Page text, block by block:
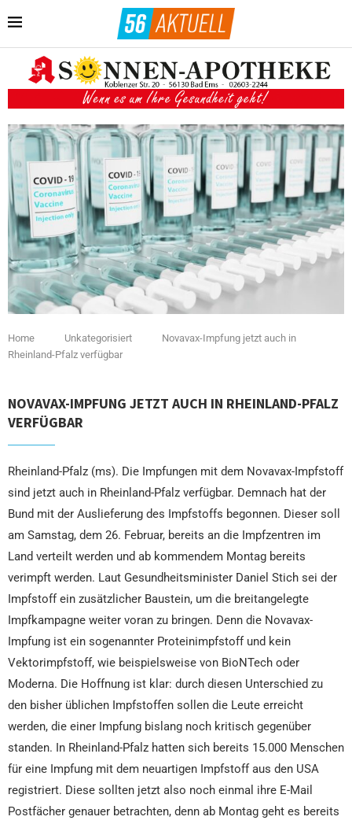
Home Unkategorisiert
Novavax-Impfung jetzt auch in
Rheinland-Pfalz verfügbar
NOVAVAX-IMPFUNG JETZT AUCH IN RHEINLAND-PFALZ
VERFÜGBAR
Rheinland-Pfalz (ms). Die Impfungen mit dem Novavax-Impfstoff
sind jetzt auch in Rheinland-Pfalz verfügbar. Demnach hat der
Bund mit der Auslieferung des Impfstoffs begonnen. Dieser soll
am Samstag, dem 26. Februar, bereits an die Impfzentren im
Land verteilt werden und ab kommendem Montag bereits
verimpft werden. Laut Gesundheitsminister Daniel Stich sei der
Impfstoff ein zusätzlicher Baustein, um die breitangelegte
Impfkampagne weiter voran zu bringen. Denn die Novavax-
Impfung ist ein sogenannter Proteinimpfstoff und kein
Vektorimpfstoff, wie beispielsweise von BioNTech oder
Moderna. Die Hoffnung ist klar: durch diesen Unterschied zu
den bisher üblichen Impfstoffen sollen die Leute erreicht
werden, die einer Impfung bislang noch kritisch gegenüber
standen. In Rheinland-Pfalz hatten sich bereits 15.000 Menschen
für eine Impfung mit dem neuartigen Impfstoff aus den USA
registriert. Diese sollten jetzt also noch einmal ihre E-Mail
Postfächer genauer betrachten, denn ab Montag geht es bereits